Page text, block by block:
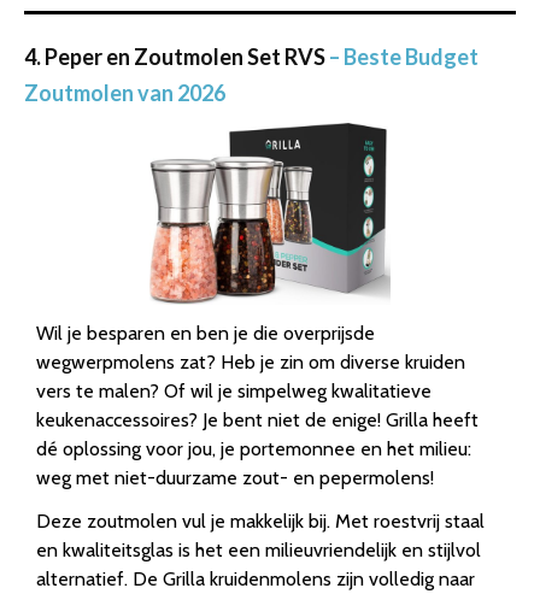
4. Peper en Zoutmolen Set RVS– Beste Budget
Zoutmolen van 2026
Wil je besparen en ben je die overprijsde
wegwerpmolens zat? Heb je zin om diverse kruiden
vers te malen? Of wil je simpelweg kwalitatieve
keukenaccessoires? Je bent niet de enige! Grilla heeft
dé oplossing voor jou, je portemonnee en het milieu:
weg met niet-duurzame zout- en pepermolens!
Deze zoutmolen vul je makkelijk bij. Met roestvrij staal
en kwaliteitsglas is het een milieuvriendelijk en stijlvol
alternatief. De Grilla kruidenmolens zijn volledig naar